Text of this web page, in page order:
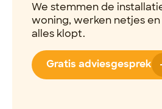
We stemmen de
woning, werken netjes en
alles klopt.
Gratis adviesgesprek